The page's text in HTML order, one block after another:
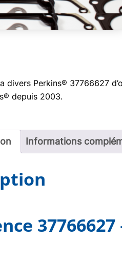
divers Perkins® 37766627
depuis 2003.
Informations